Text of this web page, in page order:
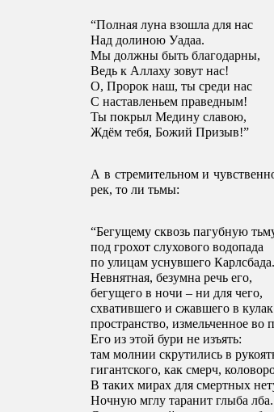
“Полная луна взошла для нас
Над долиною Уадаа.
Мы должны быть благодарны,
Ведь к Аллаху зовут нас!
О, Пророк наш, ты среди нас
С наставленьем праведным!
Ты покрыл Медину славою,
Ждём тебя, Божий Призыв!”
А в стремительном и
рек, то ли тьмы:
“Бегущему сквозь пагубную
под грохот слухового водопада
по улицам уснувшего Карлсбада.
Невнятная, безумна речь его,
бегущего в ночи – ни для чего,
схватившего и сжавшего в кулак
пространство, измельченное во
Его из этой бури не изъять:
там молнии скрутились в
гигантского, как смерч,
В таких мирах для смертных
Ночную мглу таранит глыба лба.